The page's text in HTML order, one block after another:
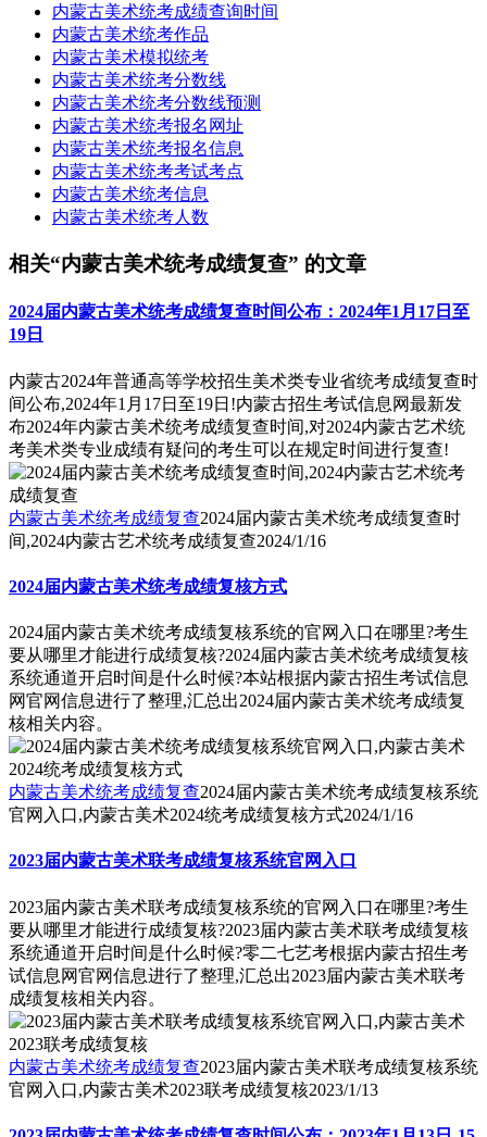
内蒙古美术统考成绩查询时间
内蒙古美术统考作品
内蒙古美术模拟统考
内蒙古美术统考分数线
内蒙古美术统考分数线预测
内蒙古美术统考报名网址
内蒙古美术统考报名信息
内蒙古美术统考考试考点
内蒙古美术统考信息
内蒙古美术统考人数
相关“内蒙古美术统考成绩复查” 的文章
2024届内蒙古美术统考成绩复查时间公布：2024年1月17日至
19日
内蒙古2024年普通高等学校招生美术类专业省统考成绩复查时
间公布,2024年1月17日至19日!内蒙古招生考试信息网最新发
布2024年内蒙古美术统考成绩复查时间,对2024内蒙古艺术统
考美术类专业成绩有疑问的考生可以在规定时间进行复查!
内蒙古美术统考成绩复查2024届内蒙古美术统考成绩复查时
间,2024内蒙古艺术统考成绩复查2024/1/16
2024届内蒙古美术统考成绩复核方式
2024届内蒙古美术统考成绩复核系统的官网入口在哪里?考生
要从哪里才能进行成绩复核?2024届内蒙古美术统考成绩复核
系统通道开启时间是什么时候?本站根据内蒙古招生考试信息
网官网信息进行了整理,汇总出2024届内蒙古美术统考成绩复
核相关内容。
内蒙古美术统考成绩复查2024届内蒙古美术统考成绩复核系统
官网入口,内蒙古美术2024统考成绩复核方式2024/1/16
2023届内蒙古美术联考成绩复核系统官网入口
2023届内蒙古美术联考成绩复核系统的官网入口在哪里?考生
要从哪里才能进行成绩复核?2023届内蒙古美术联考成绩复核
系统通道开启时间是什么时候?零二七艺考根据内蒙古招生考
试信息网官网信息进行了整理,汇总出2023届内蒙古美术联考
成绩复核相关内容。
内蒙古美术统考成绩复查2023届内蒙古美术联考成绩复核系统
官网入口,内蒙古美术2023联考成绩复核2023/1/13